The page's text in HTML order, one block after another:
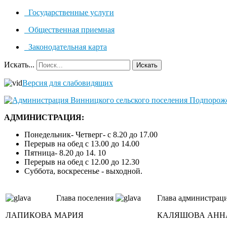
Государственные услуги
Общественная приемная
Законодательная карта
Искать... Искать
Версия для слабовидящих
АДМИНИСТРАЦИЯ:
Понедельник- Четверг- с 8.20 до 17.00
Перерыв на обед с 13.00 до 14.00
Пятница- 8.20 до 14. 10
Перерыв на обед с 12.00 до 12.30
Суббота, воскресенье - выходной.
Глава поселения
ЛАПИКОВА МАРИЯ
Глава
КАЛЯШОВА